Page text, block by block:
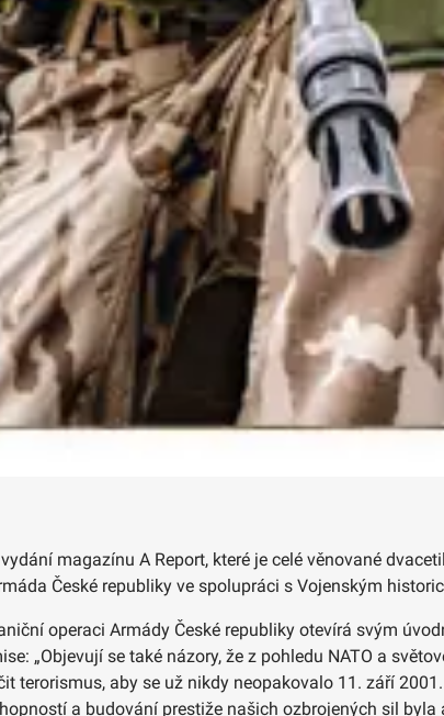
magazínu A Report, které je celé věnované
České republiky ve spolupráci s Vojenským
operaci Armády České republiky otevírá svým
„Objevují se také názory, že z pohledu NATO a
terorismus, aby se už nikdy neopakovalo 11. září
a budování prestiže našich ozbrojených sil